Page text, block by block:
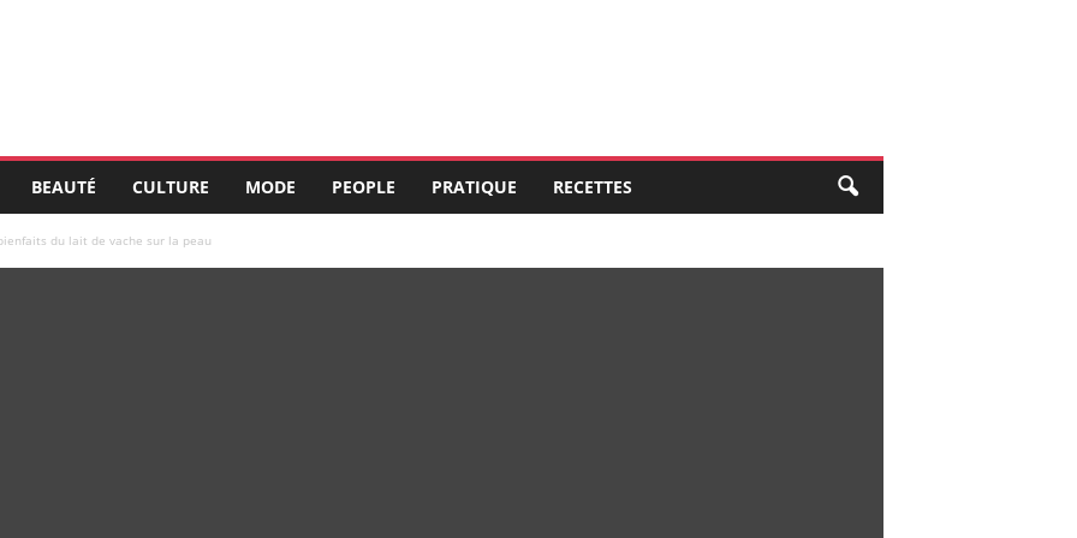
BEAUTÉ CULTURE MODE PEOPLE PRATIQUE RECETTES
du lait de vache sur la peau